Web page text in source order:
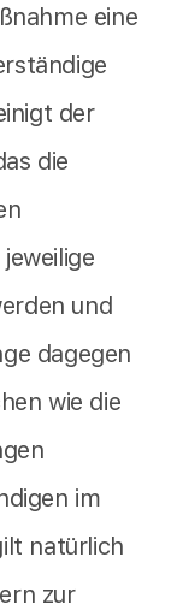
eine
der
die
und
dagegen
wie die
im
natürlich
zur